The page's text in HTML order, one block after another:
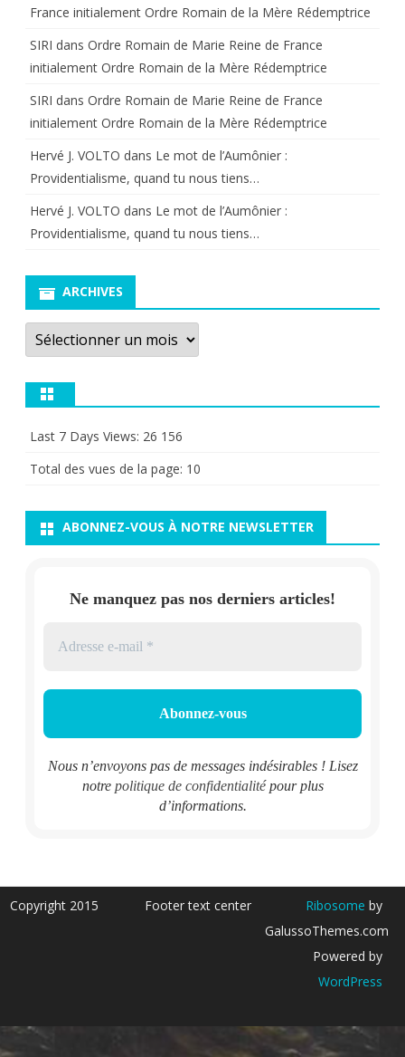
France initialement Ordre Romain de la Mère Rédemptrice
SIRI dans Ordre Romain de Marie Reine de France
initialement Ordre Romain de la Mère Rédemptrice
SIRI dans Ordre Romain de Marie Reine de France
initialement Ordre Romain de la Mère Rédemptrice
Hervé J. VOLTO dans Le mot de l’Aumônier :
Providentialisme, quand tu nous tiens…
Hervé J. VOLTO dans Le mot de l’Aumônier :
Providentialisme, quand tu nous tiens…
ARCHIVES
Archives
Last 7 Days Views: 26 156
Total des vues de la page: 10
ABONNEZ-VOUS À NOTRE NEWSLETTER
Ne manquez pas nos derniers articles!
Nous n’envoyons pas de messages indésirables ! Lisez
notre politique de confidentialitépour plus
d’informations.
Copyright 2015 Footer text center Ribosome by
GalussoThemes.com
Powered by
WordPress